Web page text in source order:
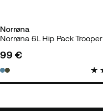
Norrøna
Norrøna 6L Hip Pack Trooper
price
99 €